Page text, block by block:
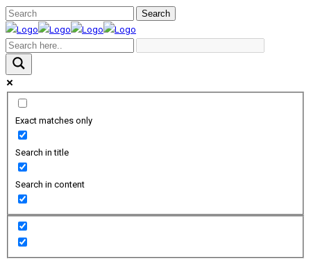
Exact matches only
Search in title
Search in content